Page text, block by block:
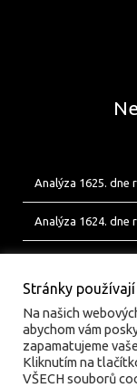
Analýza 1625. dne
Analýza 1624. dne
Stránky
Na našich
abychom vám
zapamatujeme
Kliknutím na
VŠECH souborů